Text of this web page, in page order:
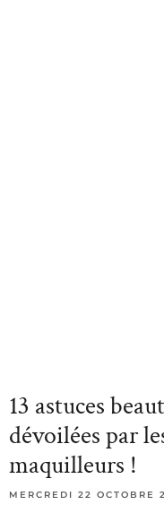
13 astuces
dévoilées par
maquilleurs !
MERCREDI 22 OCTOBRE